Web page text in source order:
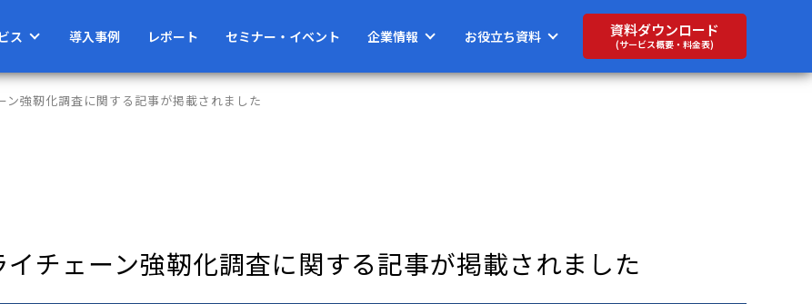
ス 導入事例 レポート セミナー・イベント 企業情報 お役立ち資料 資料ダウンロード
(サービス概要・料金表)
ン強靭化調査に関する記事が掲載されました
イチェーン強靭化調査に関する記事が掲載されました